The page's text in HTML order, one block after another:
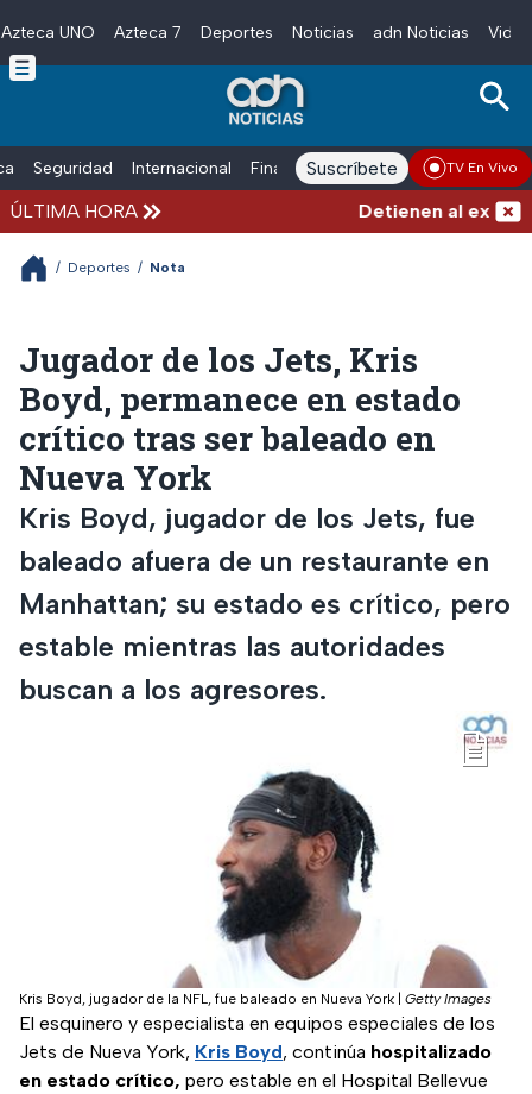
Skip to main content
Azteca UNO Azteca 7 Deportes Noticias adn Noticias
Seguridad Internacional Finanzas adn Noticias Radio
Suscríbete TV En Vivo
ÚLTIMA HORA Detienen al
/ Deportes / Nota
Jugador de los Jets, Kris
Boyd, permanece en estado
crítico tras ser baleado en
Nueva York
Kris Boyd, jugador de los Jets, fue
baleado afuera de un restaurante en
Manhattan; su estado es crítico, pero
estable mientras las autoridades
buscan a los agresores.
Kris Boyd, jugador de la NFL, fue baleado en Nueva York Getty Images
El esquinero y especialista en equipos especiales de los
Jets de Nueva York, Kris Boyd, continúa hospitalizado
en estado crítico, pero estable en el Hospital Bellevue